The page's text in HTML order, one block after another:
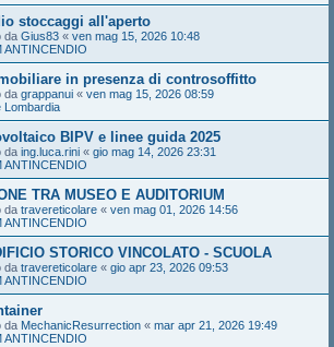
stoccaggi all'aperto
da Gius83 « ven mag 15, 2026 10:48
ANTINCENDIO
in presenza di controsoffitto
da grappanui « ven mag 15, 2026 08:59
Lombardia
BIPV e linee guida 2025
da ing.luca.rini « gio mag 14, 2026 23:31
ANTINCENDIO
TRA MUSEO E AUDITORIUM
da travereticolare « ven mag 01, 2026 14:56
ANTINCENDIO
STORICO VINCOLATO - SCUOLA
da travereticolare « gio apr 23, 2026 09:53
ANTINCENDIO
da MechanicResurrection « mar apr 21, 2026 19:49
ANTINCENDIO